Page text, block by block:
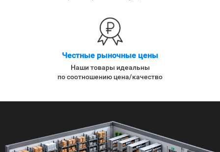
Честные рыночные цены
Наши товары идеальны
по соотношению цена/качество